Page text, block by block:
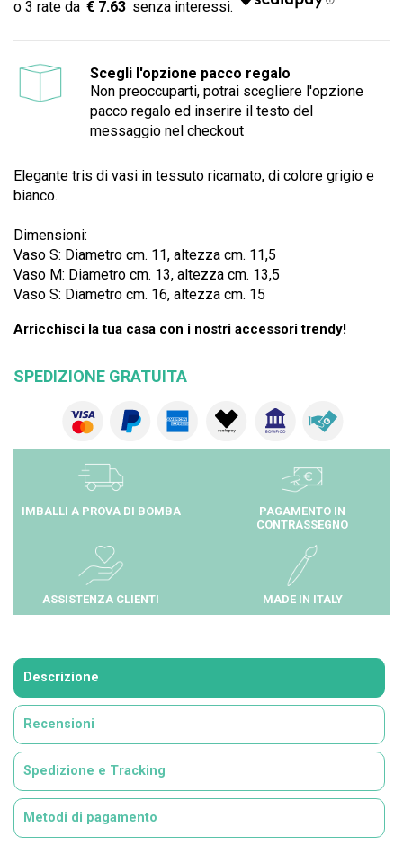
€ 7.63
Scegli l'opzione pacco regalo
Non preoccuparti, potrai scegliere l'opzione
pacco regalo ed inserire il testo del
messaggio nel checkout
Elegante tris di vasi in tessuto ricamato, di colore grigio e
bianco.
Dimensioni:
Vaso S: Diametro cm. 11, altezza cm. 11,5
Vaso M: Diametro cm. 13, altezza cm. 13,5
Vaso S: Diametro cm. 16, altezza cm. 15
Arricchisci la tua casa con i nostri accessori trendy!
SPEDIZIONE GRATUITA
IMBALLI A PROVA DI BOMBA
PAGAMENTO IN
CONTRASSEGNO
ASSISTENZA CLIENTI MADE IN ITALY
Descrizione
Recensioni
Spedizione e Tracking
Metodi di pagamento